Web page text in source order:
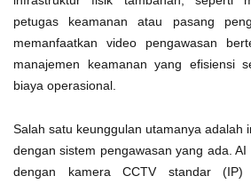
petugas keamanan atau pasang
memanfaatkan video pengawasan
manajemen keamanan yang efisiensi
biaya operasional.
Salah satu keunggulan utamanya adalah
dengan sistem pengawasan yang ada.
dengan kamera CCTV standar